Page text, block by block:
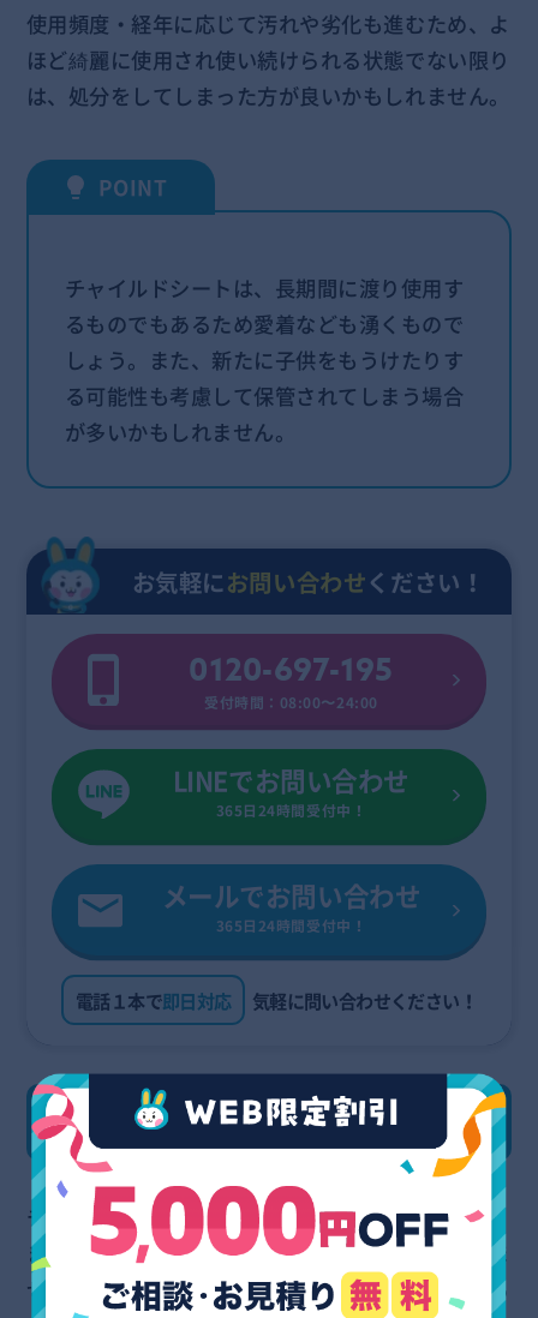
使用頻度・経年に応じて汚れや劣化も進むため、よ
ほど綺麗に使用され使い続けられる状態でない限り
は、処分をしてしまった方が良いかもしれません。
チャイルドシートは、長期間に渡り使用す
るものでもあるため愛着なども湧くもので
しょう。また、新たに子供をもうけたりす
る可能性も考慮して保管されてしまう場合
が多いかもしれません。
お気軽にお問い合わせください！
0120-697-195
受付時間：08:00〜24:00
LINEでお問い合わせ
365日24時間受付中！
メールでお問い合わせ
365日24時間受付中！
電話１本で即日対応 気軽に問い合わせください！
チャイルドシートの捨て方6選
チャイルドシートの処分にはさまざまな方法があり
ますが、「これが絶対に良い」というものはありま
せん。重要なことは自分に合った捨て方を見つける